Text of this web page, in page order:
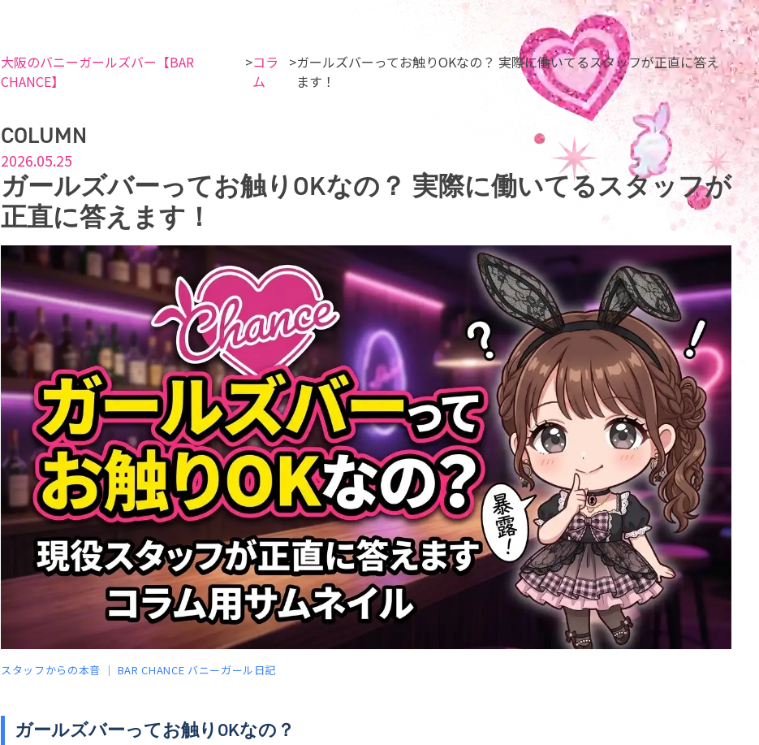
大阪のバニーガールズバー【BAR
CHANCE】
コラ
ム
ガールズバーってお触りOKなの？ 実際に働いてるスタッフが正直に答え
ます！
COLUMN
2026.05.25
ガールズバーってお触りOKなの？ 実際に働いてるスタッフが
正直に答えます！
スタッフからの本音 ｜ BAR CHANCE バニーガール日記
ガールズバーってお触りOKなの？